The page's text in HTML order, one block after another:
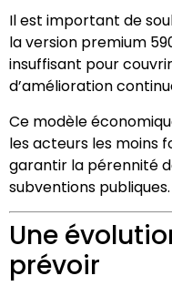
Il est important de
la version premium
insuffisant pour
d’amélioration
Ce modèle
les acteurs les moins
garantir la pérennité
subventions publiques.
Une
prévoir